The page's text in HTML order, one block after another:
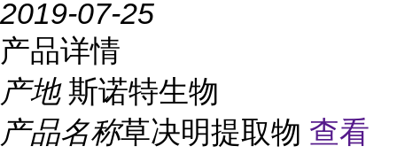
2019-07-25
产品详情
产地 斯诺特生物
产品名称草决明提取物 查看